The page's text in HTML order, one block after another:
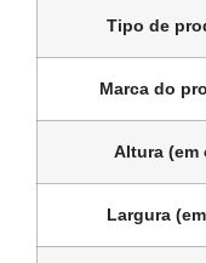
Tipo de
Marca do
Altura (em
Largura